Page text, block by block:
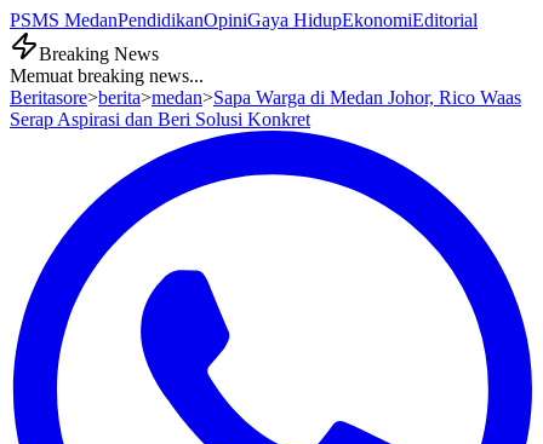
PSMS MedanPendidikanOpiniGaya HidupEkonomiEditorial
Breaking News
Memuat breaking news...
Beritasore>berita>medan>Sapa Warga di Medan Johor, Rico Waas
Serap Aspirasi dan Beri Solusi Konkret